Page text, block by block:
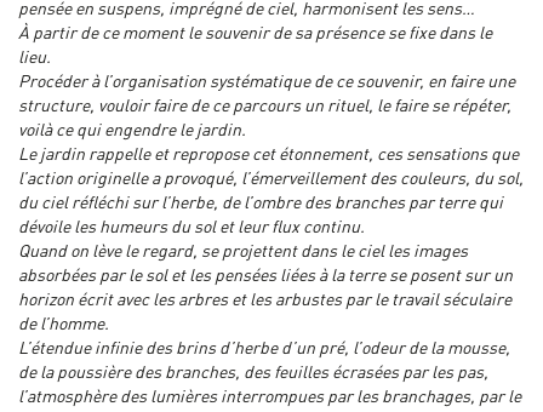
pensée en suspens, imprégné de ciel, harmonisent les sens…
À partir de ce moment le souvenir de sa présence se fixe dans le
lieu.
Procéder à l’organisation systématique de ce souvenir, en faire une
structure, vouloir faire de ce parcours un rituel, le faire se répéter,
voilà ce qui engendre le jardin.
Le jardin rappelle et repropose cet étonnement, ces sensations que
l’action originelle a provoqué, l’émerveillement des couleurs, du sol,
du ciel réfléchi sur l’herbe, de l’ombre des branches par terre qui
dévoile les humeurs du sol et leur flux continu.
Quand on lève le regard, se projettent dans le ciel les images
absorbées par le sol et les pensées liées à la terre se posent sur un
horizon écrit avec les arbres et les arbustes par le travail séculaire
de l’homme.
L’étendue infinie des brins d’herbe d’un pré, l’odeur de la mousse,
de la poussière des branches, des feuilles écrasées par les pas,
l’atmosphère des lumières interrompues par les branchages, par le